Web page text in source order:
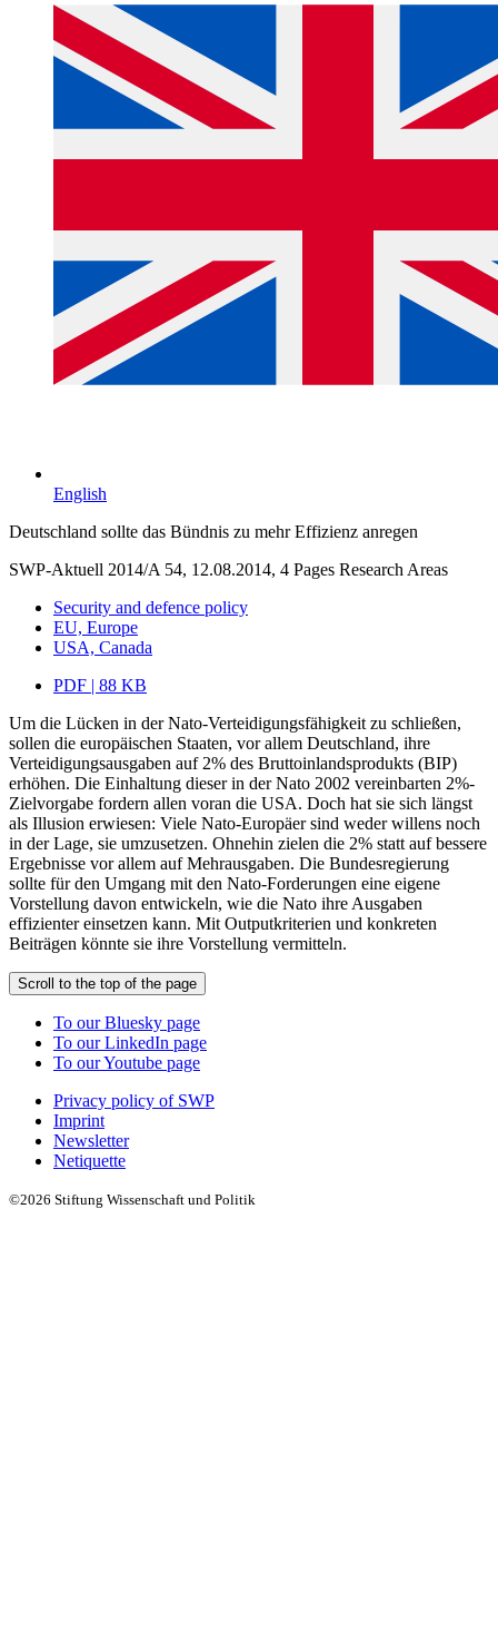
English
Deutschland sollte das Bündnis zu mehr Effizienz anregen
SWP-Aktuell 2014/A 54, 12.08.2014, 4 Pages Research Areas
Security and defence policy
EU, Europe
USA, Canada
PDF | 88 KB
Um die Lücken in der Nato-Verteidigungsfähigkeit zu schließen,
sollen die europäischen Staaten, vor allem Deutschland, ihre
Verteidigungsausgaben auf 2% des Bruttoinlandsprodukts (BIP)
erhöhen. Die Einhaltung dieser in der Nato 2002 vereinbarten 2%-
Zielvorgabe fordern allen voran die USA. Doch hat sie sich längst
als Illusion erwiesen: Viele Nato-Europäer sind weder willens noch
in der Lage, sie umzusetzen. Ohnehin zielen die 2% statt auf bessere
Ergebnisse vor allem auf Mehrausgaben. Die Bundesregierung
sollte für den Umgang mit den Nato-Forderungen eine eigene
Vorstellung davon entwickeln, wie die Nato ihre Ausgaben
effizienter einsetzen kann. Mit Outputkriterien und konkreten
Beiträgen könnte sie ihre Vorstellung vermitteln.
Scroll to the top of the page
To our Bluesky page
To our LinkedIn page
To our Youtube page
Privacy policy of SWP
Imprint
Newsletter
Netiquette
©2026 Stiftung Wissenschaft und Politik